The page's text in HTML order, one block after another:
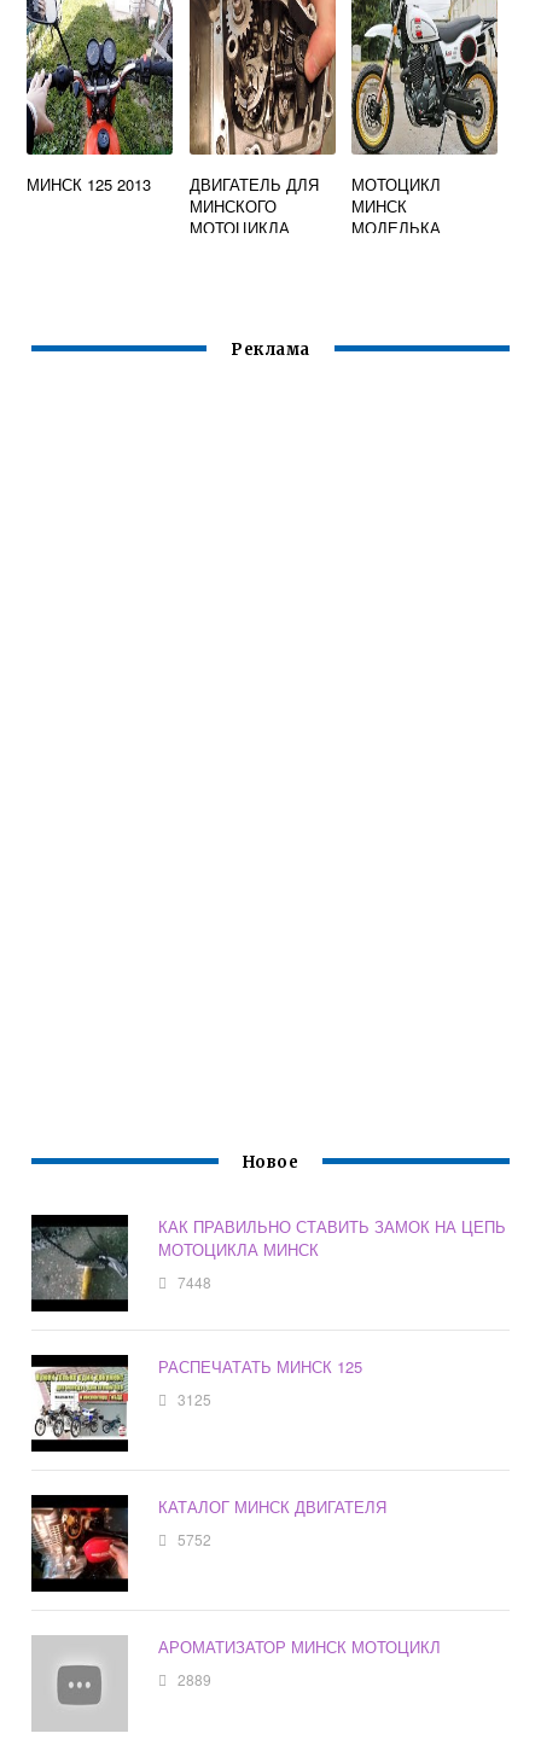
МИНСК 125 2013
ДВИГАТЕЛЬ ДЛЯ
МИНСКОГО
МОТОЦИКЛА
МОТОЦИКЛ
МИНСК
МОДЕЛЬКА
Реклама
Новое
КАК ПРАВИЛЬНО СТАВИТЬ ЗАМОК НА ЦЕПЬ
МОТОЦИКЛА МИНСК
7448
РАСПЕЧАТАТЬ МИНСК 125
3125
КАТАЛОГ МИНСК ДВИГАТЕЛЯ
5752
АРОМАТИЗАТОР МИНСК МОТОЦИКЛ
2889